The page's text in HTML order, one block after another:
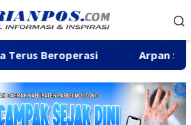
Arpan Sahar